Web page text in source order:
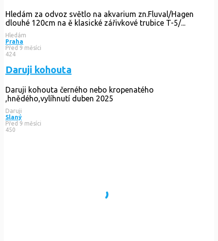
Hledám za odvoz světlo na akvarium zn.Fluval/Hagen
dlouhé 120cm na ě klasické zářivkové trubice T-5/...
Hledám
Praha
Před 9 měsíci
424
Daruji kohouta
Daruji kohouta černého nebo kropenatého
,hnědého,vylíhnutí duben 2025
Daruji
Slaný
Před 9 měsíci
450